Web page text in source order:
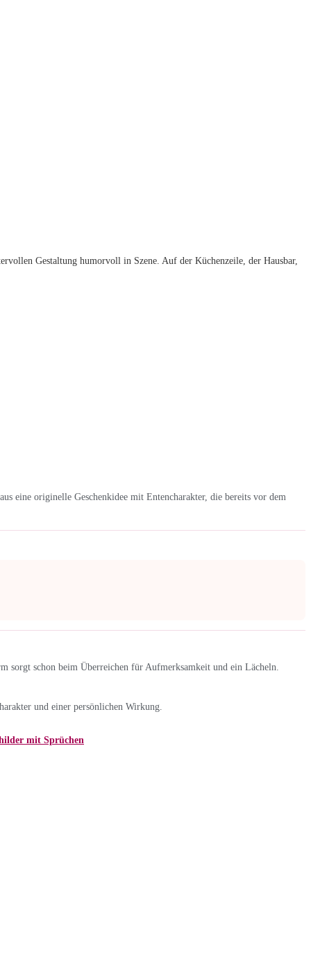
Gestaltung humorvoll in Szene. Auf der Küchenzeile, der Hausbar,
eine originelle Geschenkidee mit Entencharakter, die bereits vor dem
sorgt schon beim Überreichen für Aufmerksamkeit und ein Lächeln.
und einer persönlichen Wirkung.
mit Sprüchen